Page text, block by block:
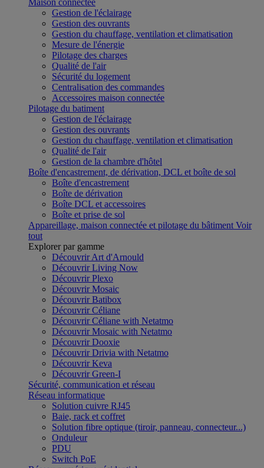
Maison connectée
Gestion de l'éclairage
Gestion des ouvrants
Gestion du chauffage, ventilation et climatisation
Mesure de l'énergie
Pilotage des charges
Qualité de l'air
Sécurité du logement
Centralisation des commandes
Accessoires maison connectée
Pilotage du batiment
Gestion de l'éclairage
Gestion des ouvrants
Gestion du chauffage, ventilation et climatisation
Qualité de l'air
Gestion de la chambre d'hôtel
Boîte d'encastrement, de dérivation, DCL et boîte de sol
Boîte d'encastrement
Boîte de dérivation
Boîte DCL et accessoires
Boîte et prise de sol
Appareillage, maison connectée et pilotage du bâtiment Voir
tout
Explorer par gamme
Découvrir Art d'Arnould
Découvrir Living Now
Découvrir Plexo
Découvrir Mosaic
Découvrir Batibox
Découvrir Céliane
Découvrir Céliane with Netatmo
Découvrir Mosaic with Netatmo
Découvrir Dooxie
Découvrir Drivia with Netatmo
Découvrir Keva
Découvrir Green-I
Sécurité, communication et réseau
Réseau informatique
Solution cuivre RJ45
Baie, rack et coffret
Solution fibre optique (tiroir, panneau, connecteur...)
Onduleur
PDU
Switch PoE